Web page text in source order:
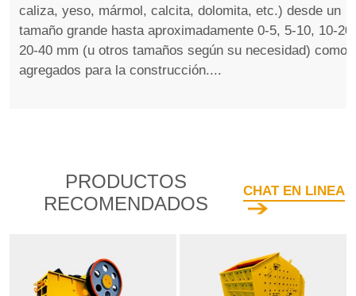
caliza, yeso, mármol, calcita, dolomita, etc.) desde un
tamaño grande hasta aproximadamente 0-5, 5-10, 10-20,
20-40 mm (u otros tamaños según su necesidad) como
agregados para la construcción....
PRODUCTOS
RECOMENDADOS
CHAT EN LINEA